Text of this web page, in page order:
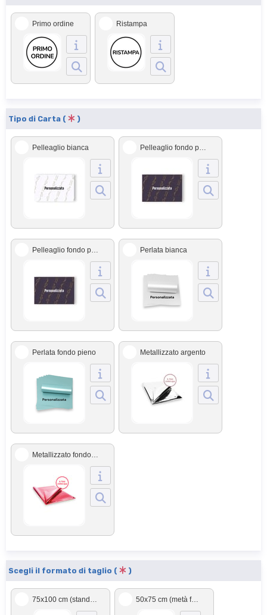
Primo ordine Ristampa
Tipo di Carta ( )
Pelleaglio bianca Pelleaglio fondo pieno
Pelleaglio fondo pieno + damascato Perlata bianca
Perlata fondo pieno Metallizzato argento
Metallizzato fondo pieno
Scegli il formato di taglio ( )
75x100 cm (standard) 50x75 cm (metà foglio)